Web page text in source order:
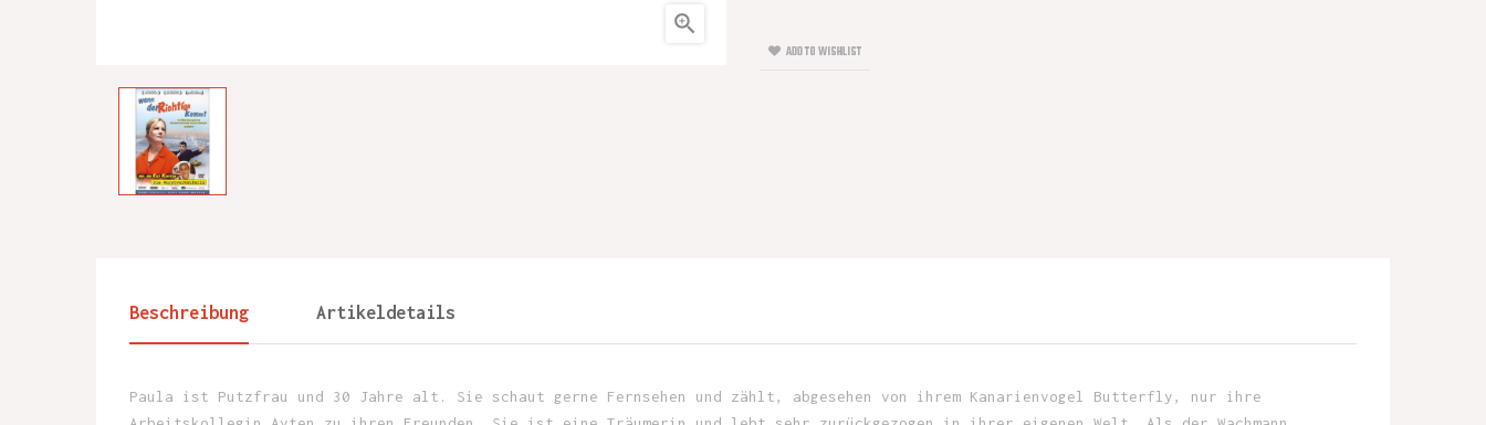

ADD TO WISHLIST
Beschreibung Artikeldetails
Paula ist Putzfrau und 30 Jahre alt. Sie schaut gerne Fernsehen und zählt, abgesehen von ihrem Kanarienvogel Butterfly, nur ihre